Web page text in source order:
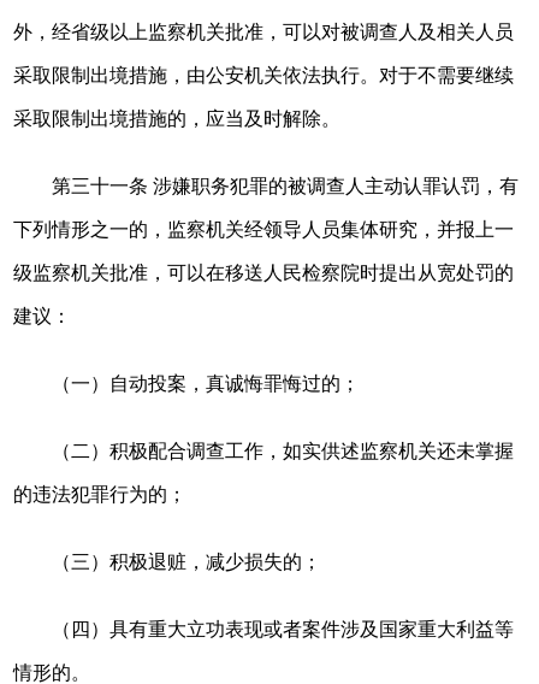
外，经省级以上监察机关批准，可以对被调查人及相关人员
采取限制出境措施，由公安机关依法执行。对于不需要继续
采取限制出境措施的，应当及时解除。
第三十一条 涉嫌职务犯罪的被调查人主动认罪认罚，有
下列情形之一的，监察机关经领导人员集体研究，并报上一
级监察机关批准，可以在移送人民检察院时提出从宽处罚的
建议：
（一）自动投案，真诚悔罪悔过的；
（二）积极配合调查工作，如实供述监察机关还未掌握
的违法犯罪行为的；
（三）积极退赃，减少损失的；
（四）具有重大立功表现或者案件涉及国家重大利益等
情形的。